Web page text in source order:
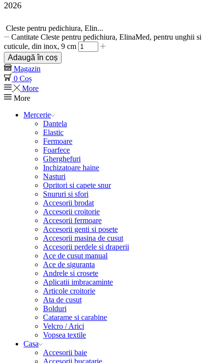
2026
Cleste pentru pedichiura, Elin...
Cantitate Cleste pentru pedichiura, ElinaMed, pentru unghii si
cuticule, din inox, 9 cm
Adaugă în coș
Magazin
0 Coș
More
More
Mercerie
Dantela
Elastic
Fermoare
Foarfece
Gherghefuri
Inchizatoare haine
Nasturi
Opritori si capete snur
Snururi si sfori
Accesorii brodat
Accesorii croitorie
Accesorii fermoare
Accesorii genti si posete
Accesorii masina de cusut
Accesorii perdele si draperii
Ace de cusut manual
Ace de siguranta
Andrele si crosete
Aplicatii imbracaminte
Articole croitorie
Ata de cusut
Bolduri
Catarame si carabine
Velcro / Arici
Vopsea textile
Casa
Accesorii baie
Accesorii bucatarie